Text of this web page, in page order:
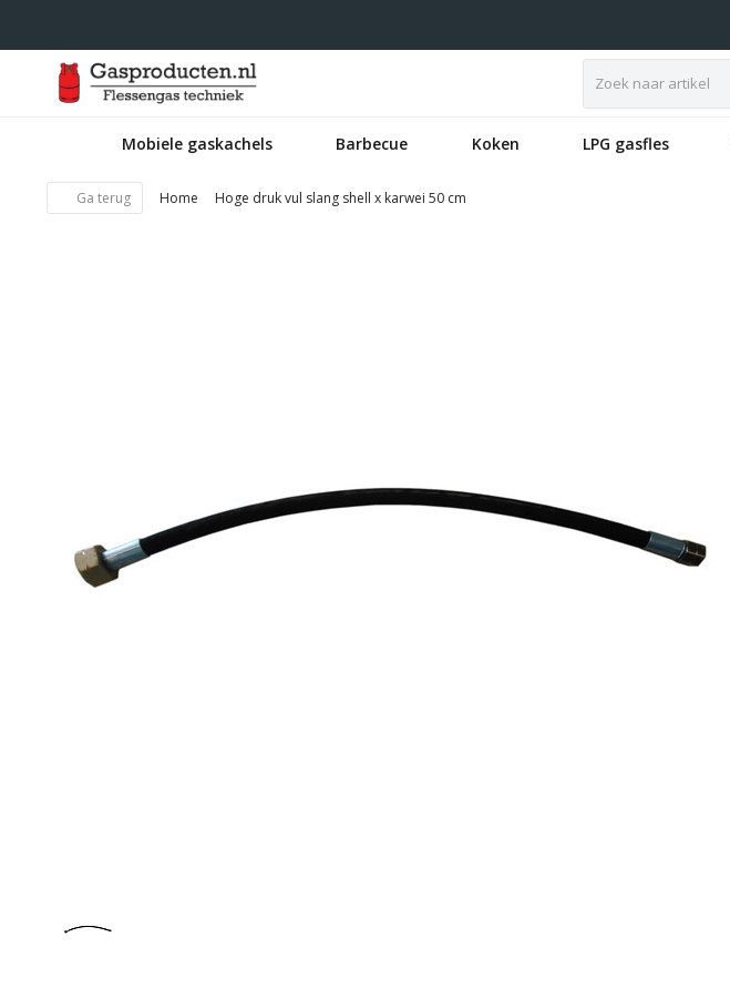
Mobiele gaskachels Barbecue Koken LPG gasfles
Ga terug Home Hoge druk vul slang shell x karwei 50 cm